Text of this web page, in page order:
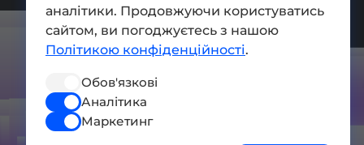
Press kit
Умови використання
СОЦ. МЕРЕЖІ
аналітики. Продовжуючи користуватись
сайтом, ви погоджуєтесь з нашою
Політикою конфіденційності.
Обов'язкові
Аналітика
Маркетинг